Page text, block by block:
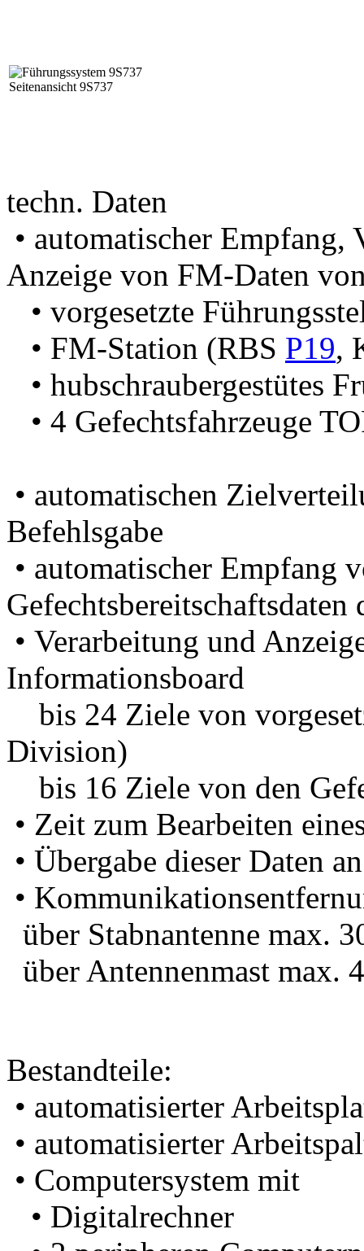
Seitenansicht 9S737
techn. Daten
• automatischer
Anzeige von FM-Daten
• vorgesetzte
• FM-Station (RBS P19,
• hubschraubergestütes
• 4 Gefechtsfahrzeuge
• automatischen
Befehlsgabe
• automatischer Empfang
Gefechtsbereitschaftsdaten
• Verarbeitung und
Informationsboard
bis 24 Ziele von
Division)
bis 16 Ziele von den
• Zeit zum Bearbeiten
• Übergabe dieser Daten
•
über Stabnantenne max.
über Antennenmast max.
Bestandteile:
• automatisierter
• automatisierter
• Computersystem mit
• Digitalrechner